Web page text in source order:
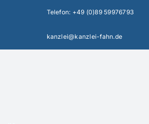
Telefon: +49 (0)89 59976793
kanzlei@kanzlei-fahn.de